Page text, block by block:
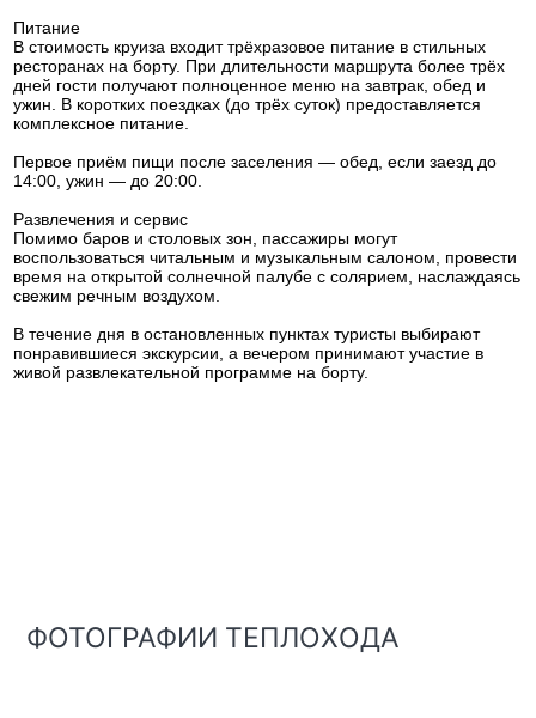
Питание
В стоимость круиза входит трёхразовое питание в стильных
ресторанах на борту. При длительности маршрута более трёх
дней гости получают полноценное меню на завтрак, обед и
ужин. В коротких поездках (до трёх суток) предоставляется
комплексное питание.
Первое приём пищи после заселения — обед, если заезд до
14:00, ужин — до 20:00.
Развлечения и сервис
Помимо баров и столовых зон, пассажиры могут
воспользоваться читальным и музыкальным салоном, провести
время на открытой солнечной палубе с солярием, наслаждаясь
свежим речным воздухом.
В течение дня в остановленных пунктах туристы выбирают
понравившиеся экскурсии, а вечером принимают участие в
живой развлекательной программе на борту.
ФОТОГРАФИИ ТЕПЛОХОДА